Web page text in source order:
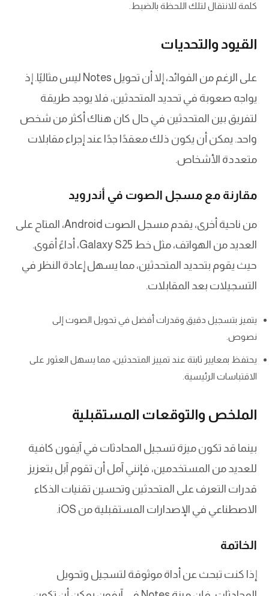
كلمة للانتقال لتلك اللحظة بالضبط.
القيود والتحديات
على الرغم من الفوائد، إلا أن تحويل Notes ليس مثاليًا. إذ
يواجه صعوبة في تحديد المتحدثين، فلا يوجد طريقة
لتفريق بين المتحدثين في حال كان هناك أكثر من شخص
واحد. يمكن أن يكون ذلك معقدًا جدًا عند إجراء مقابلات
متعددة الأشخاص.
مقارنة مع مسجل الصوت في أندرويد
من ناحية أخرى، يقدم مسجل الصوت Android، المتاح على
العديد من الهواتف، مثل خط Galaxy S25، أداءً أقوى.
حيث يقوم بتحديد المتحدثين، مما يسهل إعادة النظر في
التسجيلات بعد المقابلات.
يتميز بتسجيل دقيق وقدرات أفضل في تحويل الصوت إلى
نصوص.
يحتفظ بمعايير ثابتة عند تمييز المتحدثين، مما يسهل العثور على
الاقتباسات الرئيسية.
الملخص والتوقعات المستقبلية
بينما قد تكون ميزة تسجيل المحادثات في آيفون كافية
للعديد من المستخدمين، فإنني آمل أن تقوم آبل بتعزيز
قدرات التعرف على المتحدثين وتحسين تقنيات الذكاء
الاصطناعي في الإصدارات المستقبلية من iOS.
الخاتمة
إذا كنت تبحث عن أداة موثوقة لتسجيل وتحويل